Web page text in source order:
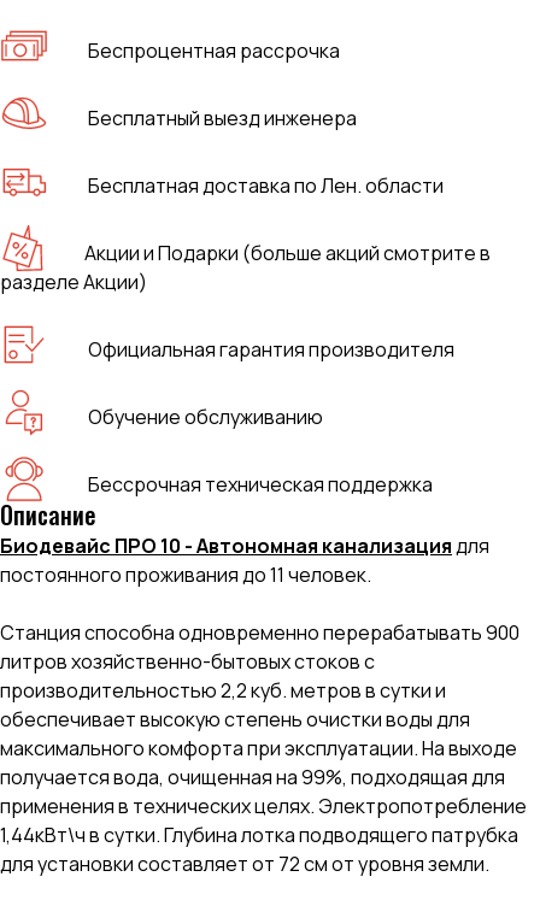
Беспроцентная рассрочка
Бесплатный выезд инженера
Бесплатная доставка по Лен. области
Акции и Подарки (больше акций смотрите в
разделе Акции)
Официальная гарантия производителя
Обучение обслуживанию
Бессрочная техническая поддержка
Описание
Биодевайс ПРО 10 - Автономная канализациядля
постоянного проживания до 11 человек.
Станция способна одновременно перерабатывать 900
литров хозяйственно-бытовых стоков с
производительностью 2,2 куб. метров в сутки и
обеспечивает высокую степень очистки воды для
максимального комфорта при эксплуатации. На выходе
получается вода, очищенная на 99%, подходящая для
применения в технических целях. Электропотребление
1,44кВт\ч в сутки. Глубина лотка подводящего патрубка
для установки составляет от 72 cм от уровня земли.